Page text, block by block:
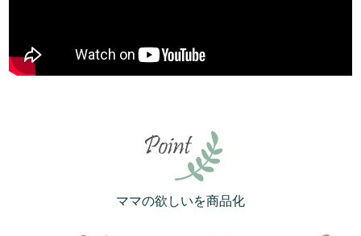
ママの欲しいを商品化